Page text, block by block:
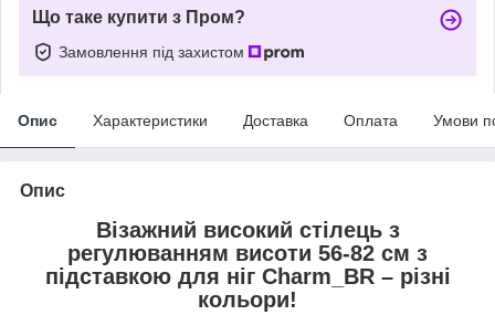
Що таке купити з Пром?
Замовлення під захистом
Опис Характеристики Доставка Оплата Умови
Опис
Візажний високий стілець з
регулюванням висоти 56-82 см з
підставкою для ніг Charm_BR – різні
кольори!